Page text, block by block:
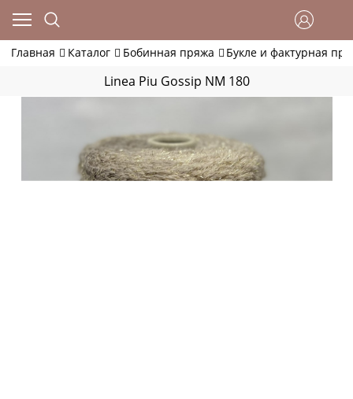
Главная Каталог Бобинная пряжа Букле и фактурная
Linea Piu Gossip NM 180